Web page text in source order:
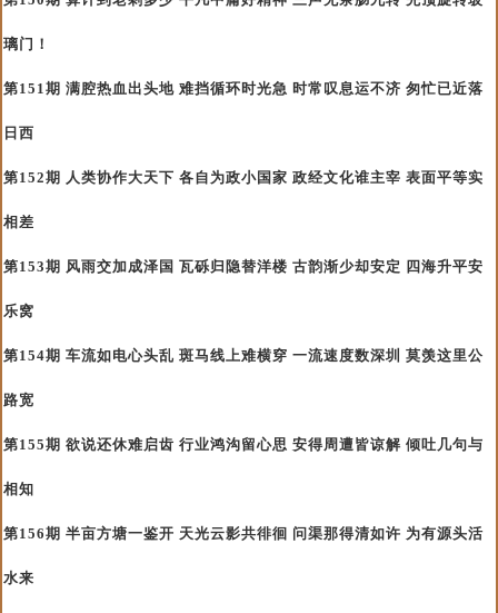
璃门！
第151期 满腔热血出头地 难挡循环时光急 时常叹息运不济 匆忙已近落
日西
第152期 人类协作大天下 各自为政小国家 政经文化谁主宰 表面平等实
相差
第153期 风雨交加成泽国 瓦砾归隐替洋楼 古韵渐少却安定 四海升平安
乐窝
第154期 车流如电心头乱 斑马线上难横穿 一流速度数深圳 莫羡这里公
路宽
第155期 欲说还休难启齿 行业鸿沟留心思 安得周遭皆谅解 倾吐几句与
相知
第156期 半亩方塘一鉴开 天光云影共徘徊 问渠那得清如许 为有源头活
水来